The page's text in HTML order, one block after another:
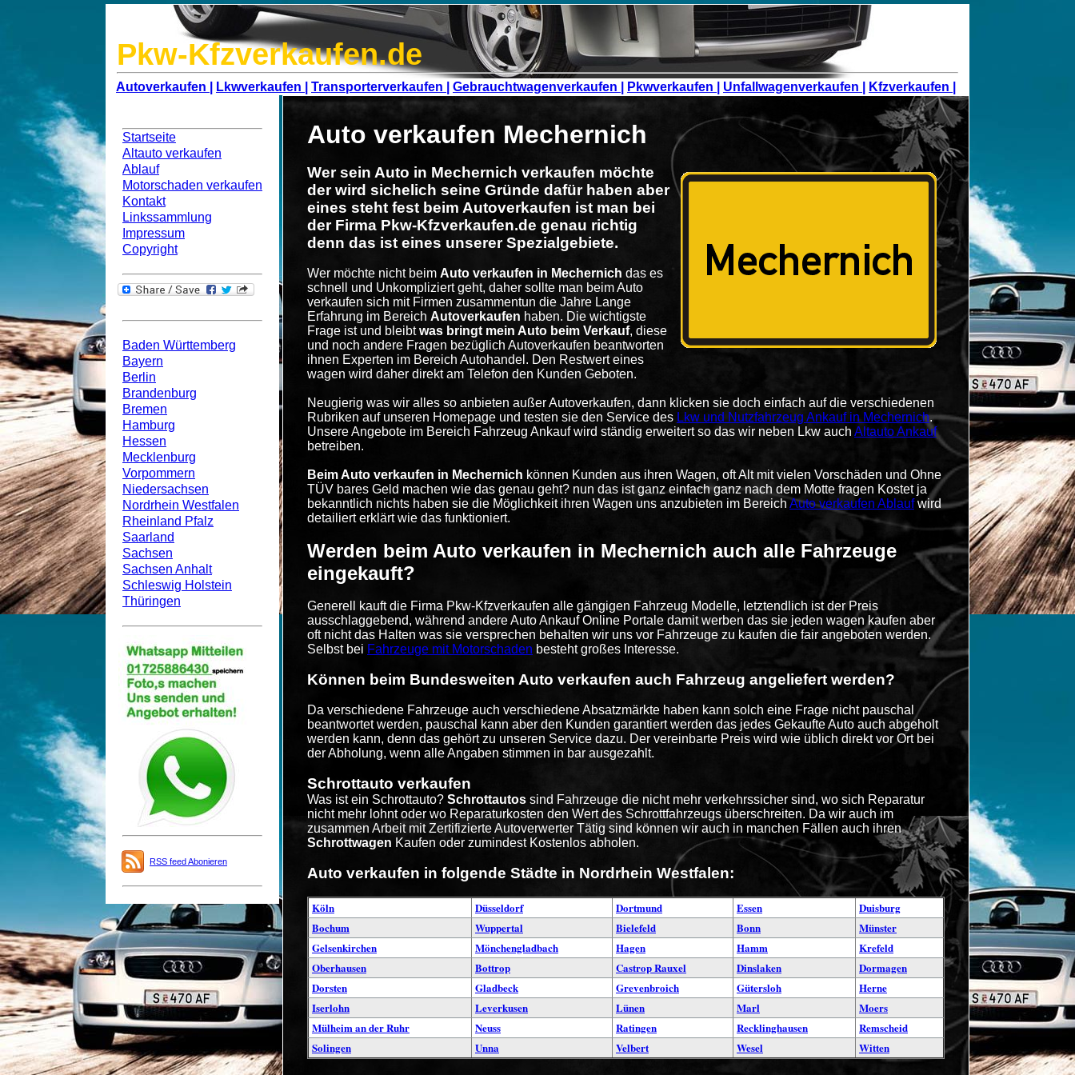
Pkw-Kfzverkaufen.de
Autoverkaufen | Lkwverkaufen | Transporterverkaufen | Gebrauchtwagenverkaufen | Pkwverkaufen | Unfallwagenverkaufen | Kfzverkaufen |
Startseite
Altauto verkaufen
Ablauf
Motorschaden verkaufen
Kontakt
Linkssammlung
Impressum
Copyright
Baden Württemberg
Bayern
Berlin
Brandenburg
Bremen
Hamburg
Hessen
Mecklenburg
Vorpommern
Niedersachsen
Nordrhein Westfalen
Rheinland Pfalz
Saarland
Sachsen
Sachsen Anhalt
Schleswig Holstein
Thüringen
RSS feed Abonieren
Auto verkaufen Mechernich
Wer sein Auto in Mechernich verkaufen möchte
der wird sichelich seine Gründe dafür haben aber
eines steht fest beim Autoverkaufen ist man bei
der Firma Pkw-Kfzverkaufen.de genau richtig
denn das ist eines unserer Spezialgebiete.
Wer möchte nicht beim Auto verkaufen in Mechernich das es
schnell und Unkompliziert geht, daher sollte man beim Auto
verkaufen sich mit Firmen zusammentun die Jahre Lange
Erfahrung im Bereich Autoverkaufen haben. Die wichtigste
Frage ist und bleibtwas bringt mein Auto beim Verkauf, diese
und noch andere Fragen bezüglich Autoverkaufen beantworten
ihnen Experten im Bereich Autohandel. Den Restwert eines
wagen wird daher direkt am Telefon den Kunden Geboten.
Neugierig was wir alles so anbieten außer Autoverkaufen, dann klicken sie doch einfach auf die verschiedenen
Rubriken auf unseren Homepage und testen sie den Service des Lkw und Nutzfahrzeug Ankauf in Mechernich.
Unsere Angebote im Bereich Fahrzeug Ankauf wird ständig erweitert so das wir neben Lkw auch Altauto Ankauf
betreiben.
Beim Auto verkaufen in Mechernich können Kunden aus ihren Wagen, oft Alt mit vielen Vorschäden und Ohne
TÜV bares Geld machen wie das genau geht? nun das ist ganz einfach ganz nach dem Motte fragen Kostet ja
bekanntlich nichts haben sie die Möglichkeit ihren Wagen uns anzubieten im BereichAuto verkaufen Ablaufwird
detailiert erklärt wie das funktioniert.
Werden beim Auto verkaufen in Mechernich auch alle Fahrzeuge
eingekauft?
Generell kauft die Firma Pkw-Kfzverkaufen alle gängigen Fahrzeug Modelle, letztendlich ist der Preis
ausschlaggebend, während andere Auto Ankauf Online Portale damit werben das sie jeden wagen kaufen aber
oft nicht das Halten was sie versprechen behalten wir uns vor Fahrzeuge zu kaufen die fair angeboten werden.
Selbst bei Fahrzeuge mit Motorschaden besteht großes Interesse.
Können beim Bundesweiten Auto verkaufen auch Fahrzeug angeliefert werden?
Da verschiedene Fahrzeuge auch verschiedene Absatzmärkte haben kann solch eine Frage nicht pauschal
beantwortet werden, pauschal kann aber den Kunden garantiert werden das jedes Gekaufte Auto auch abgeholt
werden kann, denn das gehört zu unseren Service dazu. Der vereinbarte Preis wird wie üblich direkt vor Ort bei
der Abholung, wenn alle Angaben stimmen in bar ausgezahlt.
Schrottauto verkaufen
Was ist ein Schrottauto? Schrottautos sind Fahrzeuge die nicht mehr verkehrssicher sind, wo sich Reparatur
nicht mehr lohnt oder wo Reparaturkosten den Wert des Schrottfahrzeugs überschreiten. Da wir auch im
zusammen Arbeit mit Zertifizierte Autoverwerter Tätig sind können wir auch in manchen Fällen auch ihren
Schrottwagen Kaufen oder zumindest Kostenlos abholen.
Auto verkaufen in folgende Städte in Nordrhein Westfalen:
Köln Düsseldorf Dortmund Essen
Duisburg
Bochum
Wuppertal Bielefeld Bonn
Münster
Gelsenkirchen
Mönchengladbach Hagen Hamm
Krefeld
Oberhausen
Bottrop Castrop Rauxel Dinslaken
Dormagen
Dorsten
Gladbeck Grevenbroich Gütersloh
Herne
Iserlohn
Leverkusen Lünen Marl
Moers
Mülheim an der Ruhr
Neuss Ratingen Recklinghausen
Remscheid
Solingen
Unna Velbert Wesel Witten